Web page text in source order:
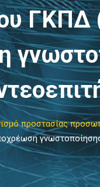
ΓΚΠΔ
προστασίας